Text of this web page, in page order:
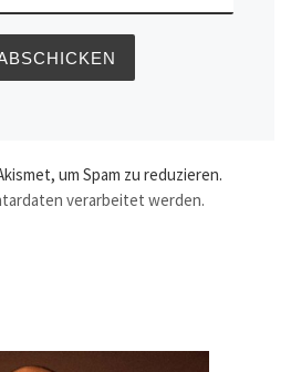
um Spam zu reduzieren.
verarbeitet werden.